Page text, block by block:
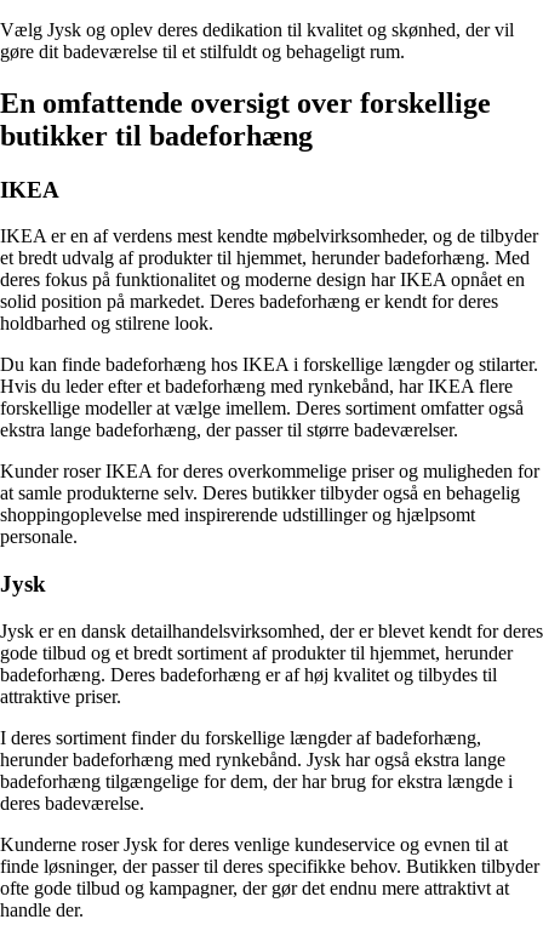
Vælg Jysk og oplev deres dedikation til kvalitet og skønhed, der vil
gøre dit badeværelse til et stilfuldt og behageligt rum.
En omfattende oversigt over forskellige
butikker til badeforhæng
IKEA
IKEA er en af ​​verdens mest kendte møbelvirksomheder, og de tilbyder
et bredt udvalg af produkter til hjemmet, herunder badeforhæng. Med
deres fokus på funktionalitet og moderne design har IKEA opnået en
solid position på markedet. Deres badeforhæng er kendt for deres
holdbarhed og stilrene look.
Du kan finde badeforhæng hos IKEA i forskellige længder og stilarter.
Hvis du leder efter et badeforhæng med rynkebånd, har IKEA flere
forskellige modeller at vælge imellem. Deres sortiment omfatter også
ekstra lange badeforhæng, der passer til større badeværelser.
Kunder roser IKEA for deres overkommelige priser og muligheden for
at samle produkterne selv. Deres butikker tilbyder også en behagelig
shoppingoplevelse med inspirerende udstillinger og hjælpsomt
personale.
Jysk
Jysk er en dansk detailhandelsvirksomhed, der er blevet kendt for deres
gode tilbud og et bredt sortiment af produkter til hjemmet, herunder
badeforhæng. Deres badeforhæng er af høj kvalitet og tilbydes til
attraktive priser.
I deres sortiment finder du forskellige længder af badeforhæng,
herunder badeforhæng med rynkebånd. Jysk har også ekstra lange
badeforhæng tilgængelige for dem, der har brug for ekstra længde i
deres badeværelse.
Kunderne roser Jysk for deres venlige kundeservice og evnen til at
finde løsninger, der passer til deres specifikke behov. Butikken tilbyder
ofte gode tilbud og kampagner, der gør det endnu mere attraktivt at
handle der.